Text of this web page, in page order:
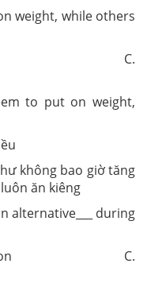
weight, while others
C.
to put on weight,
không bao giờ tăng
luôn ăn kiêng
alternative___ during
C.